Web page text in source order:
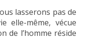
lasserons pas de
elle-même, vécue
de l’homme réside